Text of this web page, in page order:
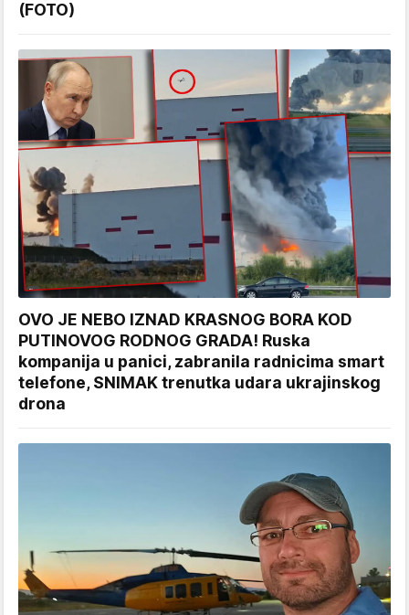
(FOTO)
OVO JE NEBO IZNAD KRASNOG BORA KOD
PUTINOVOG RODNOG GRADA! Ruska
kompanija u panici, zabranila radnicima smart
telefone, SNIMAK trenutka udara ukrajinskog
drona